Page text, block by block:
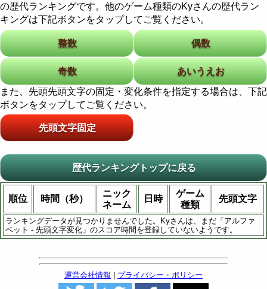
の歴代ランキングです。他のゲーム種類のKyさんの歴代ラン
キングは下記ボタンをタップしてご覧ください。
整数 偶数
奇数
あいうえお
また、先頭先頭文字の固定・変化条件を指定する場合は、下記
ボタンをタップしてご覧ください。
先頭文字固定
歴代ランキングトップに戻る
順位 時間（秒）
ニック
ネーム
日時
ゲーム
種類
先頭文字
ランキングデータが見つかりませんでした。Kyさんは、まだ「アルファ
ベット - 先頭文字変化」のスコア時間を登録していないようです。
運営会社情報 プライバシー・ポリシー